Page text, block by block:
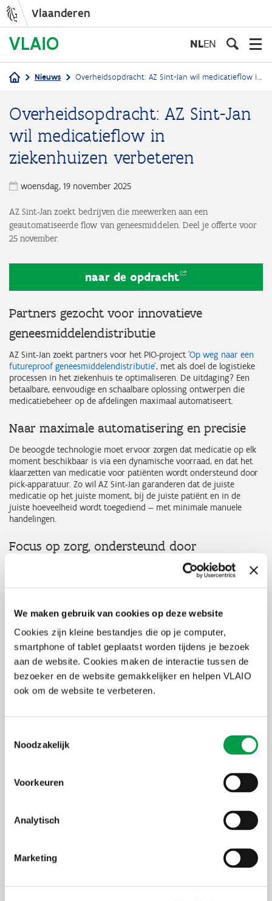
We maken gebruik van cookies op deze website
Cookies zijn kleine bestandjes die op je computer,
smartphone of tablet geplaatst worden tijdens je bezoek
aan de website. Cookies maken de interactie tussen de
bezoeker en de website gemakkelijker en helpen VLAIO
ook om de website te verbeteren.
Noodzakelijk
Voorkeuren
Analytisch
Marketing
Vlaanderen
NLEN
Nieuws Overheidsopdracht: AZ Sint-Jan wil medicatieflow in ziekenhuizen verbeteren
Overheidsopdracht: AZ Sint-Jan
wil medicatieflow in
ziekenhuizen verbeteren
woensdag, 19 november 2025
AZ Sint-Jan zoekt bedrijven die meewerken aan een
geautomatiseerde flow van geneesmiddelen. Deel je offerte voor
25 november.
naar de opdracht
Partners gezocht voor innovatieve
geneesmiddelendistributie
AZ Sint-Jan zoekt partners voor het PIO-project'Op weg naar een
futureproof geneesmiddelendistributie', met als doel de logistieke
processen in het ziekenhuis te optimaliseren. De uitdaging? Een
betaalbare, eenvoudige en schaalbare oplossing ontwerpen die
medicatiebeheer op de afdelingen maximaal automatiseert.
Naar maximale automatisering en precisie
De beoogde technologie moet ervoor zorgen dat medicatie op elk
moment beschikbaar is via een dynamische voorraad, en dat het
klaarzetten van medicatie voor patiënten wordt ondersteund door
pick-apparatuur. Zo wil AZ Sint-Jan garanderen dat de juiste
medicatie op het juiste moment, bij de juiste patiënt en in de
juiste hoeveelheid wordt toegediend — met minimale manuele
handelingen.
Focus op zorg, ondersteund door
maakt deel uit van de voorbereiding op de bouw van een nieuw
logistiek centrum met apotheek, gepland voor 2027.
Dien je kandidatuur in vóór 25 november
Bedrijven die willen deelnemen, kunnen zich tot 25 november
inschrijven. De volledige selectieleidraad en het dossier zijnhier
beschikbaar op BOSA –eProcurement
Op weg naar een futureproof
AZ Sint-Jan in Brugge werkt aan een betaalbare en eenvoudige
oplossing om geneesmiddelen maximaal automatisch te